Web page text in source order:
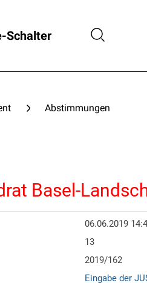
Schalter
Abstimmungen